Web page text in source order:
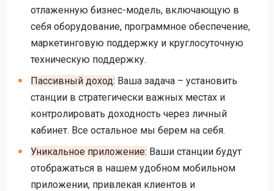
отлаженную бизнес-модель, включающую в
себя оборудование, программное обеспечение,
маркетинговую поддержку и круглосуточную
техническую поддержку.
Пассивный доход: Ваша задача – установить
станции в стратегически важных местах и
контролировать доходность через личный
кабинет. Все остальное мы берем на себя.
Уникальное приложение: Ваши станции будут
отображаться в нашем удобном мобильном
приложении, привлекая клиентов и